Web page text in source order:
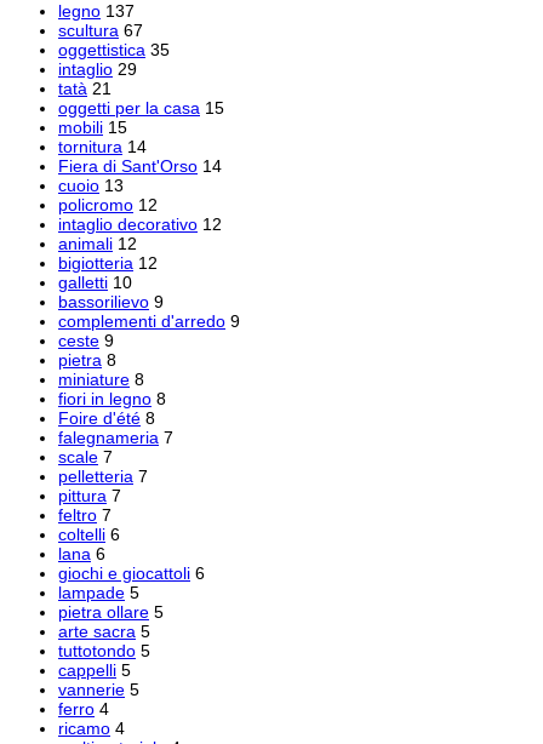
legno 137
scultura 67
oggettistica 35
intaglio 29
tatà 21
oggetti per la casa 15
mobili 15
tornitura 14
Fiera di Sant'Orso 14
cuoio 13
policromo 12
intaglio decorativo 12
animali 12
bigiotteria 12
galletti 10
bassorilievo 9
complementi d'arredo 9
ceste 9
pietra 8
miniature 8
fiori in legno 8
Foire d'été 8
falegnameria 7
scale 7
pelletteria 7
pittura 7
feltro 7
coltelli 6
lana 6
giochi e giocattoli 6
lampade 5
pietra ollare 5
arte sacra 5
tuttotondo 5
cappelli 5
vannerie 5
ferro 4
ricamo 4